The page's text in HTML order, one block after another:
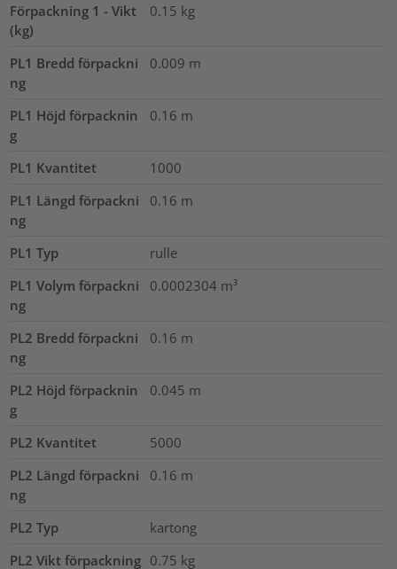
Förpackning 1 - Vikt
(kg)
0.15 kg
PL1 Bredd förpackni
ng
0.009 m
PL1 Höjd förpacknin
g
0.16 m
PL1 Kvantitet
1000
PL1 Längd förpackni
ng
0.16 m
PL1 Typ
rulle
PL1 Volym förpackni
ng
0.0002304 m³
PL2 Bredd förpackni
ng
0.16 m
PL2 Höjd förpacknin
g
0.045 m
PL2 Kvantitet
5000
PL2 Längd förpackni
ng
0.16 m
PL2 Typ
kartong
PL2 Vikt förpackning 0.75 kg